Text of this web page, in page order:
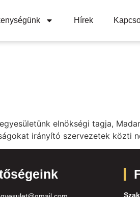
Hírek
elnökségi tagja,
irányító szervezetek közti